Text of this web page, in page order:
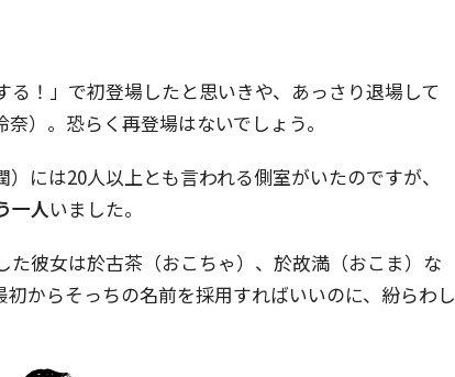
る！」で初登場したと思いきや、あっさり退場して
）。恐らく再登場はないでしょう。
には20人以上とも言われる側室がいたのですが、
一人いました。
た彼女は於古茶（おこちゃ）、於故満（おこま）な
初からそっちの名前を採用すればいいのに、紛らわし